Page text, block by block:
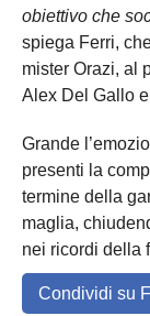
obiettivo che
spiega Ferri,
mister Orazi, al
Alex Del Gallo
Grande
presenti la
termine della
maglia,
nei ricordi della
Condividi su